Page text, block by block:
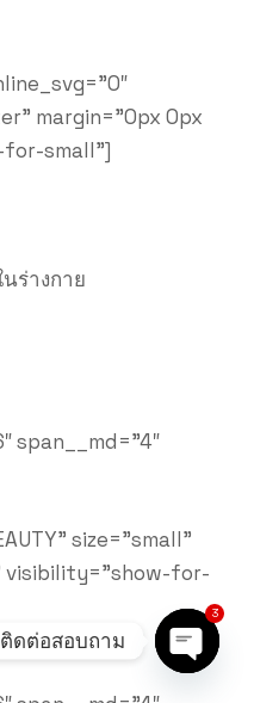
margin=”0px 0px
small”]
ร่างกาย
span__md=”4″
size=”small”
visibility=”show-for-
ติดต่อสอบถาม
3